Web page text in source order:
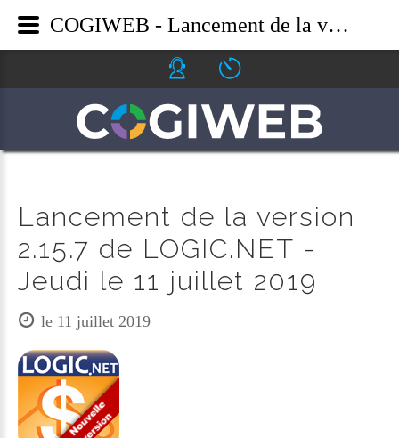
Icone ouverture
Lancement de la version
2.15.7 de LOGIC.NET -
Jeudi le 11 juillet 2019
le 11 juillet 2019
COGIWEB - Lancement de la version 2.15.7 de LOGIC.NET - Jeudi le 11 juillet 2019